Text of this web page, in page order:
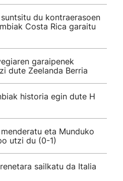
du kontraerasoen
Costa Rica garaitu
garaipenek
dute Zeelanda Berria
historia egin dute H
eta Munduko
utzi du (0-1)
sailkatu da Italia